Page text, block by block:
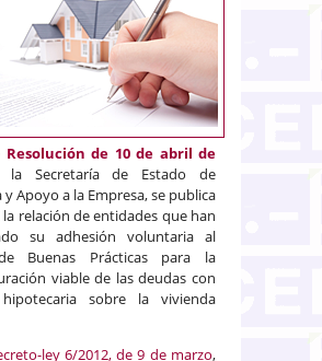
Resolución de 10 de abril de
Secretaría de Estado de
y Apoyo a la Empresa, se publica
la relación de entidades que han
su adhesión voluntaria al
Buenas Prácticas para la
viable de las deudas con
sobre la vivienda
ley 6/2012, de 9 de marzo,